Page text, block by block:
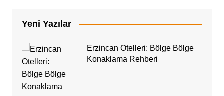
Yeni Yazılar
Erzincan Otelleri: Bölge Bölge
Konaklama Rehberi